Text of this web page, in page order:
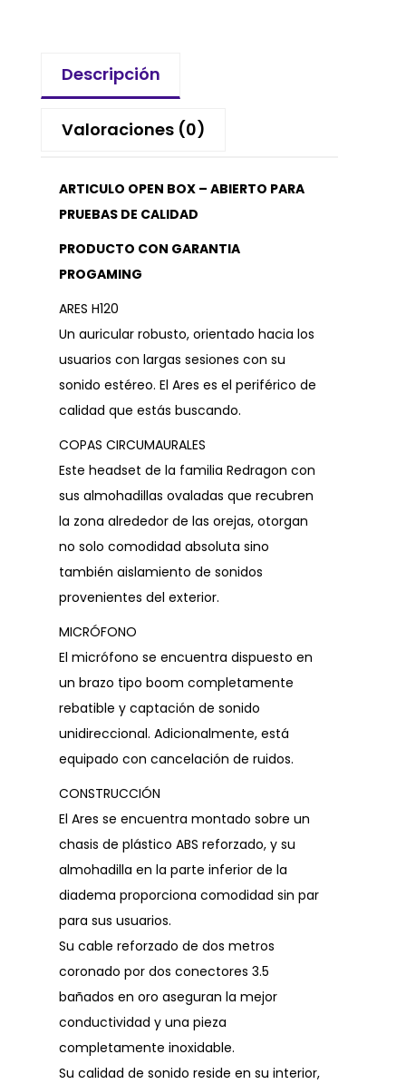
Descripción
Valoraciones (0)
ARTICULO OPEN BOX – ABIERTO PARA
PRUEBAS DE CALIDAD
PRODUCTO CON GARANTIA
PROGAMING
ARES H120
Un auricular robusto, orientado hacia los
usuarios con largas sesiones con su
sonido estéreo. El Ares es el periférico de
calidad que estás buscando.
COPAS CIRCUMAURALES
Este headset de la familia Redragon con
sus almohadillas ovaladas que recubren
la zona alrededor de las orejas, otorgan
no solo comodidad absoluta sino
también aislamiento de sonidos
provenientes del exterior.
MICRÓFONO
El micrófono se encuentra dispuesto en
un brazo tipo boom completamente
rebatible y captación de sonido
unidireccional. Adicionalmente, está
equipado con cancelación de ruidos.
CONSTRUCCIÓN
El Ares se encuentra montado sobre un
chasis de plástico ABS reforzado, y su
almohadilla en la parte inferior de la
diadema proporciona comodidad sin par
para sus usuarios.
Su cable reforzado de dos metros
coronado por dos conectores 3.5
bañados en oro aseguran la mejor
conductividad y una pieza
completamente inoxidable.
Su calidad de sonido reside en su interior,